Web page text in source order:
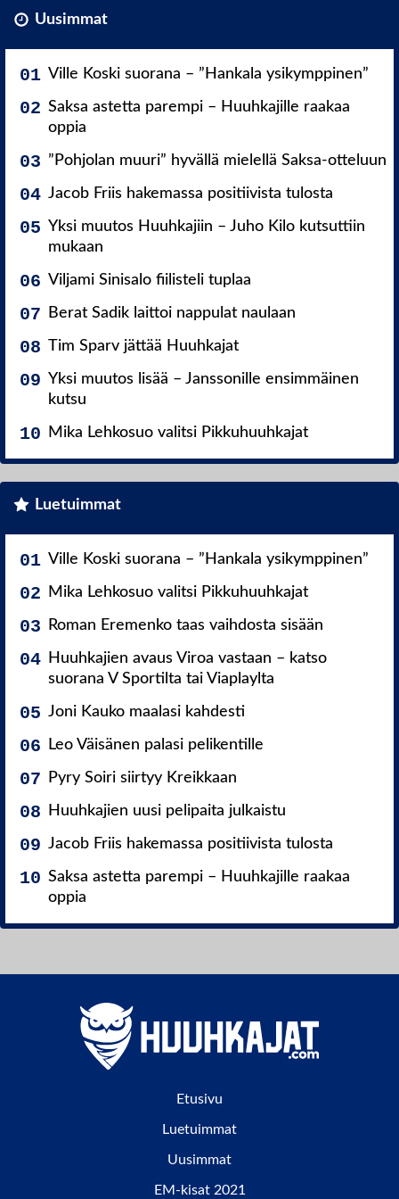
Uusimmat
Ville Koski suorana – ”Hankala ysikymppinen”
Saksa astetta parempi – Huuhkajille raakaa
oppia
”Pohjolan muuri” hyvällä mielellä Saksa-otteluun
Jacob Friis hakemassa positiivista tulosta
Yksi muutos Huuhkajiin – Juho Kilo kutsuttiin
mukaan
Viljami Sinisalo fiilisteli tuplaa
Berat Sadik laittoi nappulat naulaan
Tim Sparv jättää Huuhkajat
Yksi muutos lisää – Janssonille ensimmäinen
kutsu
Mika Lehkosuo valitsi Pikkuhuuhkajat
Luetuimmat
Ville Koski suorana – ”Hankala ysikymppinen”
Mika Lehkosuo valitsi Pikkuhuuhkajat
Roman Eremenko taas vaihdosta sisään
Huuhkajien avaus Viroa vastaan – katso
suorana V Sportilta tai Viaplaylta
Joni Kauko maalasi kahdesti
Leo Väisänen palasi pelikentille
Pyry Soiri siirtyy Kreikkaan
Huuhkajien uusi pelipaita julkaistu
Jacob Friis hakemassa positiivista tulosta
Saksa astetta parempi – Huuhkajille raakaa
oppia
Etusivu
Luetuimmat
Uusimmat
EM-kisat 2021